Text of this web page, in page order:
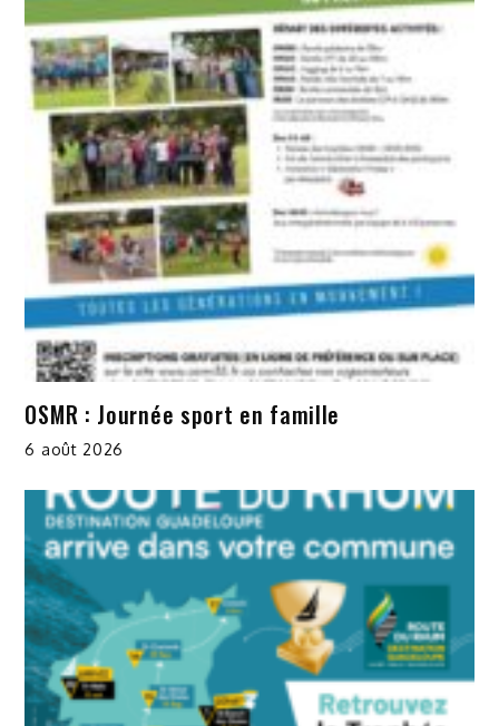
OSMR : Journée sport en famille
6 août 2026